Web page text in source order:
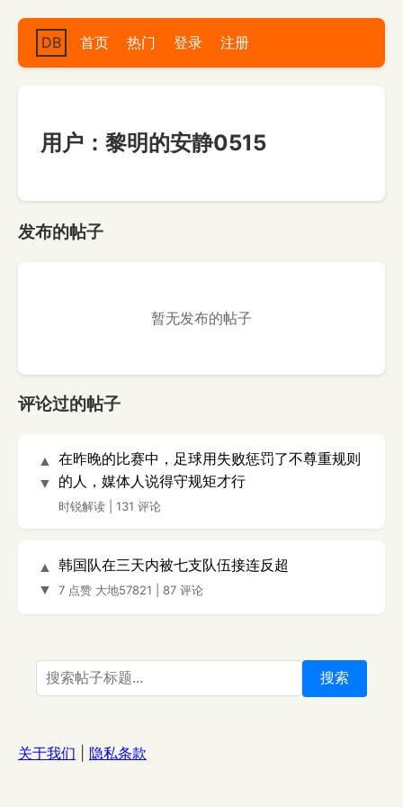
DB 首页 热门 登录 注册
用户：黎明的安静0515
发布的帖子
暂无发布的帖子
评论过的帖子
▲
▼
在昨晚的比赛中，足球用失败惩罚了不尊重规则
的人，媒体人说得守规矩才行
时锐解读 131 评论
▲
▼
韩国队在三天内被七支队伍接连反超
7 点赞 大地57821 87 评论
搜索
关于我们 隐私条款